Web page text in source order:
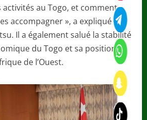
au Togo, et comment
accompagner », a expliqué M.
Il a également salué la stabilité
du Togo et sa position
de l’Ouest.